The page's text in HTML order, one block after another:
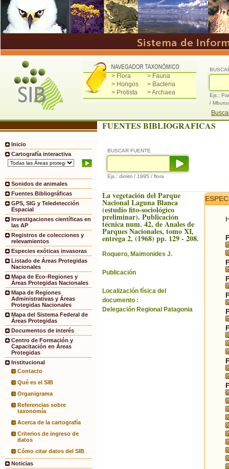
> Flora
> Fauna
> Hongos
> Bacteria
> Protista
> Archaea
Ejs.:
/
Inicio
Cartografía interactiva
Sonidos de animales
Fuentes Bibliográficas
GPS, SIG y Teledetección
Espacial
Investigaciones científicas en
las AP
Registros de colecciones y
relevamientos
Especies exóticas invasoras
Listado de Áreas Protegidas
Nacionales
Mapa de Eco-Regiones y
Áreas Protegidas Nacionales
Mapa de Regiones
Administrativas y Áreas
Protegidas Nacionales
Mapa del Sistema Federal de
Áreas Protegidas
Documentos de interés
Centro de Formación y
Capacitación en Áreas
Protegidas
Institucional
Contacto
Qué es el SIB
Organigrama
Referencias sobre
taxonomía
Acerca de la cartografía
Criterios de ingreso de
datos
Cómo citar datos del SIB
Noticias
FUENTES BIBLIOGRAFICAS
BUSCAR FUENTE
Ejs.: dimitri / 1995 / flora
La vegetación del Parque
Nacional Laguna Blanca
(estudio fito-sociológico
preliminar). Publicación
técnica num. 42, de Anales de
Parques Nacionales, tomo XI,
entrega 2, (1968) pp. 129 - 208.
Roquero, Maimonides J.
Publicación
Localización física del
documento :
Delegación Regional Patagonia